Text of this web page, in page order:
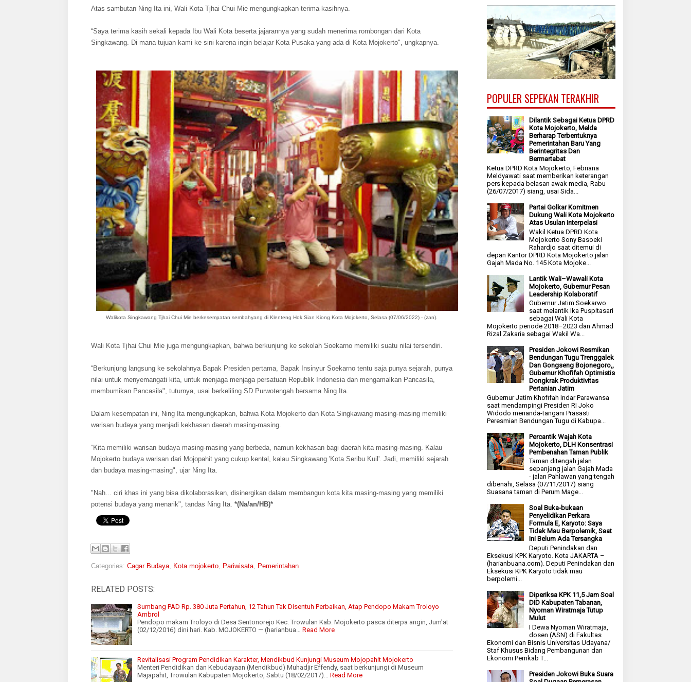
Atas sambutan Ning Ita ini, Wali Kota Tjhai Chui Mie mengungkapkan terima-kasihnya.
“Saya terima kasih sekali kepada Ibu Wali Kota beserta jajarannya yang sudah menerima rombongan dari Kota
Singkawang. Di mana tujuan kami ke sini karena ingin belajar Kota Pusaka yang ada di Kota Mojokerto", ungkapnya.
Walikota Singkawang Tjhai Chui Mie berkesempatan sembahyang di Klenteng Hok Sian Kiong Kota Mojokerto, Selasa (07/06/2022) - (zan).
Wali Kota Tjhai Chui Mie juga mengungkapkan, bahwa berkunjung ke sekolah Soekarno memiliki suatu nilai tersendiri.
“Berkunjung langsung ke sekolahnya Bapak Presiden pertama, Bapak Insinyur Soekarno tentu saja punya sejarah, punya
nilai untuk menyemangati kita, untuk menjaga menjaga persatuan Republik Indonesia dan mengamalkan Pancasila,
membumikan Pancasila", tuturnya, usai berkeliling SD Purwotengah bersama Ning Ita.
Dalam kesempatan ini, Ning Ita mengungkapkan, bahwa Kota Mojokerto dan Kota Singkawang masing-masing memiliki
warisan budaya yang menjadi kekhasan daerah masing-masing.
“Kita memiliki warisan budaya masing-masing yang berbeda, namun kekhasan bagi daerah kita masing-masing. Kalau
Mojokerto budaya warisan dari Mojopahit yang cukup kental, kalau Singkawang 'Kota Seribu Kuil'. Jadi, memiliki sejarah
dan budaya masing-masing", ujar Ning Ita.
"Nah... ciri khas ini yang bisa dikolaborasikan, disinergikan dalam membangun kota kita masing-masing yang memiliki
potensi budaya yang menarik", tandas Ning Ita. *(Na/an/HB)*
Categories: Cagar Budaya, Kota mojokerto, Pariwisata, Pemerintahan
RELATED POSTS:
Sumbang PAD Rp. 380 Juta Pertahun, 12 Tahun Tak Disentuh Perbaikan, Atap Pendopo Makam Troloyo
Ambrol
Pendopo makam Troloyo di Desa Sentonorejo Kec. Trowulan Kab. Mojokerto pasca diterpa angin, Jum'at
(02/12/2016) dini hari. Kab. MOJOKERTO — (harianbua… Read More
Revitalisasi Program Pendidikan Karakter, Mendikbud Kunjungi Museum Mojopahit Mojokerto
Menteri Pendidikan dan Kebudayaan (Mendikbud) Muhadjir Effendy, saat berkunjungi di Museum
Majapahit, Trowulan Kabupaten Mojokerto, Sabtu (18/02/2017)… Read More
POPULER SEPEKAN TERAKHIR
Dilantik Sebagai Ketua DPRD
Kota Mojokerto, Melda
Berharap Terbentuknya
Pemerintahan Baru Yang
Berintegritas Dan
Bermartabat
Ketua DPRD Kota Mojokerto, Febriana
Meldyawati saat memberikan keterangan
pers kepada belasan awak media, Rabu
(26/07/2017) siang, usai Sida...
Partai Golkar Komitmen
Dukung Wali Kota Mojokerto
Atas Usulan Interpelasi
Wakil Ketua DPRD Kota
Mojokerto Sony Basoeki
Rahardjo saat ditemui di
depan Kantor DPRD Kota Mojokerto jalan
Gajah Mada No. 145 Kota Mojoke...
Lantik Wali–Wawali Kota
Mojokerto, Gubernur Pesan
Leadership Kolaboratif
Gubernur Jatim Soekarwo
saat melantik Ika Puspitasari
sebagai Wali Kota
Mojokerto periode 2018–2023 dan Ahmad
Rizal Zakaria sebagai Wakil Wa...
Presiden Jokowi Resmikan
Bendungan Tugu Trenggalek
Dan Gongseng Bojonegoro,,
Gubernur Khofifah Optimistis
Dongkrak Produktivitas
Pertanian Jatim
Gubernur Jatim Khofifah Indar Parawansa
saat mendampingi Presiden RI Joko
Widodo menanda-tangani Prasasti
Peresmian Bendungan Tugu di Kabupa...
Percantik Wajah Kota
Mojokerto, DLH Konsentrasi
Pembenahan Taman Publik
Taman ditengah jalan
sepanjang jalan Gajah Mada
- jalan Pahlawan yang tengah
dibenahi, Selasa (07/11/2017) siang
Suasana taman di Perum Mage...
Soal Buka-bukaan
Penyelidikan Perkara
Formula E, Karyoto: Saya
Tidak Mau Berpolemik, Saat
Ini Belum Ada Tersangka
Deputi Penindakan dan
Eksekusi KPK Karyoto. Kota JAKARTA –
(harianbuana.com). Deputi Penindakan dan
Eksekusi KPK Karyoto tidak mau
berpolemi...
Diperiksa KPK 11,5 Jam Soal
DID Kabupaten Tabanan,
Nyoman Wiratmaja Tutup
Mulut
I Dewa Nyoman Wiratmaja,
dosen (ASN) di Fakultas
Ekonomi dan Bisnis Universitas Udayana/
Staf Khusus Bidang Pembangunan dan
Ekonomi Pemkab T...
Presiden Jokowi Buka Suara